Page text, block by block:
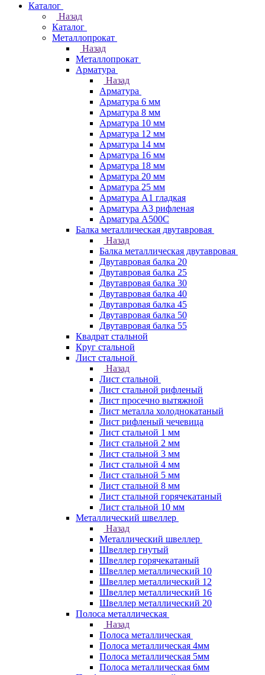
Каталог
Назад
Каталог
Металлопрокат
Назад
Металлопрокат
Арматура
Назад
Арматура
Арматура 6 мм
Арматура 8 мм
Арматура 10 мм
Арматура 12 мм
Арматура 14 мм
Арматура 16 мм
Арматура 18 мм
Арматура 20 мм
Арматура 25 мм
Арматура А1 гладкая
Арматура А3 рифленая
Арматура А500С
Балка металлическая двутавровая
Назад
Балка металлическая двутавровая
Двутавровая балка 20
Двутавровая балка 25
Двутавровая балка 30
Двутавровая балка 40
Двутавровая балка 45
Двутавровая балка 50
Двутавровая балка 55
Квадрат стальной
Круг стальной
Лист стальной
Назад
Лист стальной
Лист стальной рифленый
Лист просечно вытяжной
Лист металла холоднокатаный
Лист рифленый чечевица
Лист стальной 1 мм
Лист стальной 2 мм
Лист стальной 3 мм
Лист стальной 4 мм
Лист стальной 5 мм
Лист стальной 8 мм
Лист стальной горячекатаный
Лист стальной 10 мм
Металлический швеллер
Назад
Металлический швеллер
Швеллер гнутый
Швеллер горячекатаный
Швеллер металлический 10
Швеллер металлический 12
Швеллер металлический 16
Швеллер металлический 20
Полоса металлическая
Назад
Полоса металлическая
Полоса металлическая 4мм
Полоса металлическая 5мм
Полоса металлическая 6мм